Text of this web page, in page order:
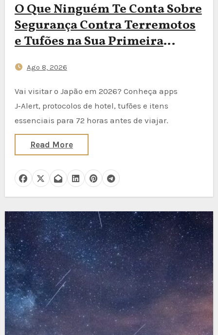
O Que Ninguém Te Conta Sobre
Segurança Contra Terremotos
e Tufões na Sua Primeira
J‑Alert, Protocolos de Abrigo
em Hotéis e Essenciais do Kit
de 72 Horas
Ago 8, 2026
Vai visitar o Japão em 2026? Conheça apps
J‑Alert, protocolos de hotel, tufões e itens
essenciais para 72 horas antes de viajar.
Read More